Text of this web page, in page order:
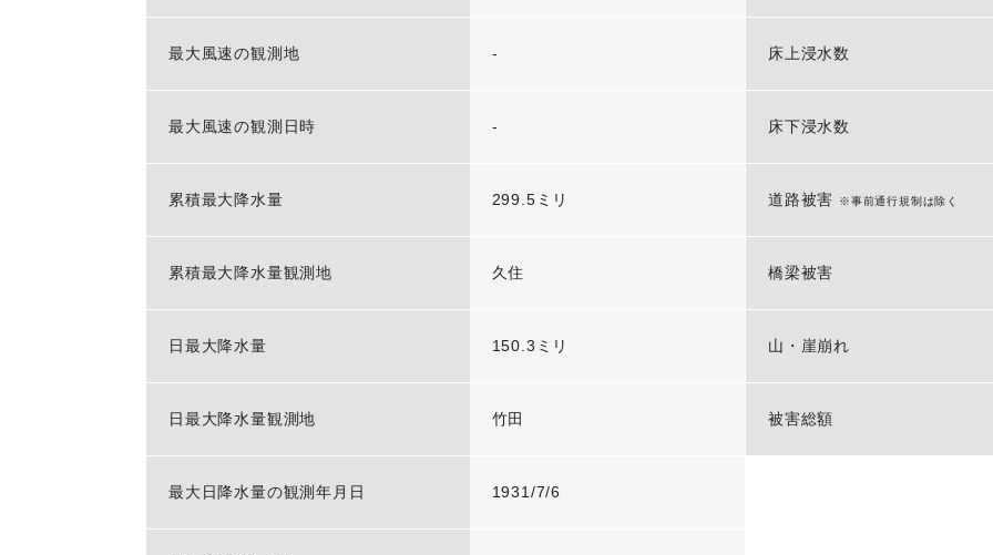
最大風速の観測地 -
最大風速の観測日時 -
累積最大降水量 299.5ミリ
累積最大降水量観測地 久住
日最大降水量 150.3ミリ
日最大降水量観測地 竹田
最大日降水量の観測年月日 1931/7/6
床上浸水数
床下浸水数
道路被害 ※事前通行規制は除く
橋梁被害
山・崖崩れ
被害総額